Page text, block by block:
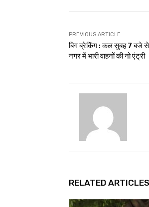
PREVIOUS ARTICLE
बिग ब्रेकिंग : कल सुबह 7 बजे
नगर में भारी वाहनों की नो एंट्री
RELATED ARTICLES